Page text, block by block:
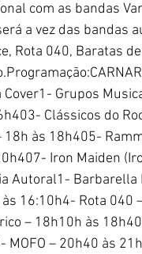
com as bandas
a vez das bandas
Rota 040, Baratas
Cover1- Grupos
Clássicos do
18h às 18h405-
Iron Maiden
Autoral1-
16:10h4- Rota
– 18h10h às
MOFO – 20h40 às